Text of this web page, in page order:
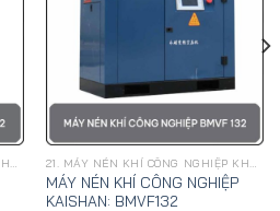
21. MÁY NÉN KHÍ CÔNG NGHIỆP KHAI SƠN 21. MÁY NÉN KHÍ CÔNG NGHIỆP KHAI SƠN
MÁY NÉN KHÍ CÔNG NGHIỆP
KAISHAN: BMVF132